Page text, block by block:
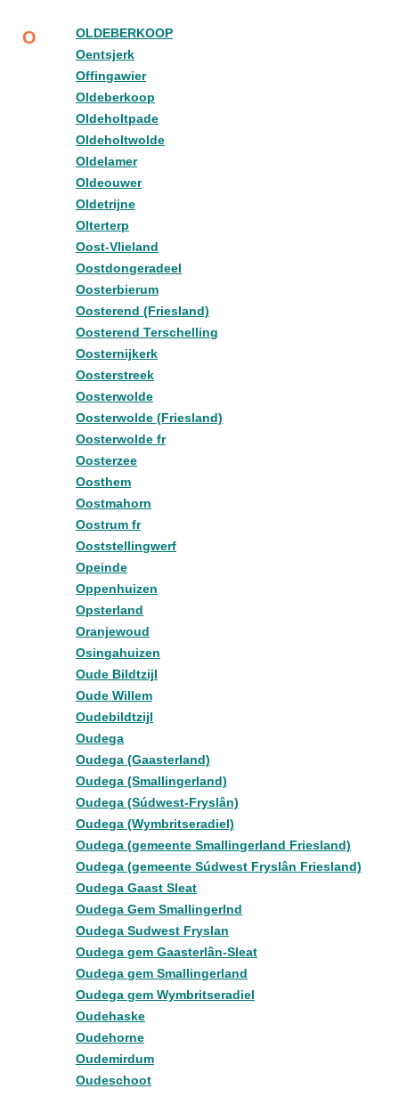
O
OLDEBERKOOP
Oentsjerk
Offingawier
Oldeberkoop
Oldeholtpade
Oldeholtwolde
Oldelamer
Oldeouwer
Oldetrijne
Olterterp
Oost-Vlieland
Oostdongeradeel
Oosterbierum
Oosterend (Friesland)
Oosterend Terschelling
Oosternijkerk
Oosterstreek
Oosterwolde
Oosterwolde (Friesland)
Oosterwolde fr
Oosterzee
Oosthem
Oostmahorn
Oostrum fr
Ooststellingwerf
Opeinde
Oppenhuizen
Opsterland
Oranjewoud
Osingahuizen
Oude Bildtzijl
Oude Willem
Oudebildtzijl
Oudega
Oudega (Gaasterland)
Oudega (Smallingerland)
Oudega (Súdwest-Fryslân)
Oudega (Wymbritseradiel)
Oudega (gemeente Smallingerland Friesland)
Oudega (gemeente Súdwest Fryslân Friesland)
Oudega Gaast Sleat
Oudega Gem Smallingerlnd
Oudega Sudwest Fryslan
Oudega gem Gaasterlân-Sleat
Oudega gem Smallingerland
Oudega gem Wymbritseradiel
Oudehaske
Oudehorne
Oudemirdum
Oudeschoot